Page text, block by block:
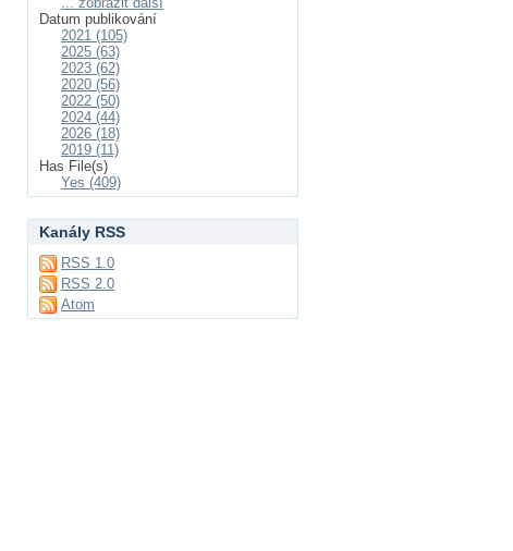
Datum publikování
2021 (105)
2025 (63)
2023 (62)
2020 (56)
2022 (50)
2024 (44)
2026 (18)
2019 (11)
Has File(s)
Yes (409)
Kanály RSS
RSS 1.0
RSS 2.0
Atom